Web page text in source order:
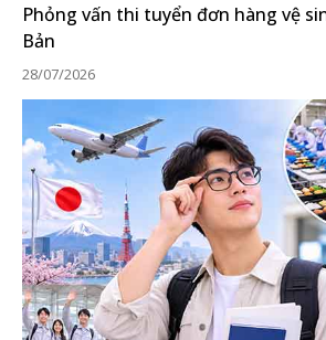
Phỏng vấn thi tuyển đơn hàng vệ
Bản
28/07/2026